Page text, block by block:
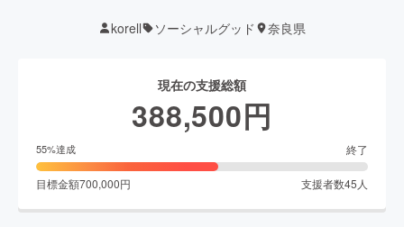
korell ソーシャルグッド 奈良県
現在の支援総額
388,500円
55%達成 終了
目標金額700,000円 支援者数45 人